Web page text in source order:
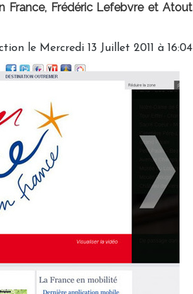
France, Frédéric Lefebvre et Atout
le Mercredi 13 Juillet 2011 à 16:04